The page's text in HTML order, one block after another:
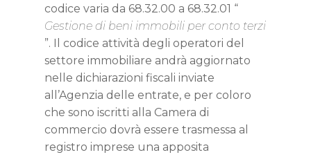
codice varia da 68.32.00 a 68.32.01 “
Gestione di beni immobili per conto terzi
”. Il codice attività degli operatori del
settore immobiliare andrà aggiornato
nelle dichiarazioni fiscali inviate
all’Agenzia delle entrate, e per coloro
che sono iscritti alla Camera di
commercio dovrà essere trasmessa al
registro imprese una apposita